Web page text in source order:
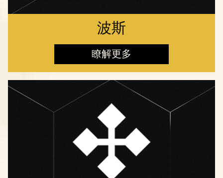
波斯
瞭解更多